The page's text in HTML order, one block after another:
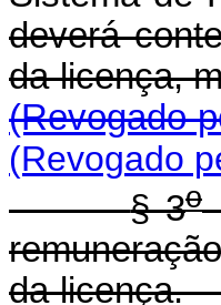
deverá
da licença,
(Revogado
(Revogado
§ 3o
da